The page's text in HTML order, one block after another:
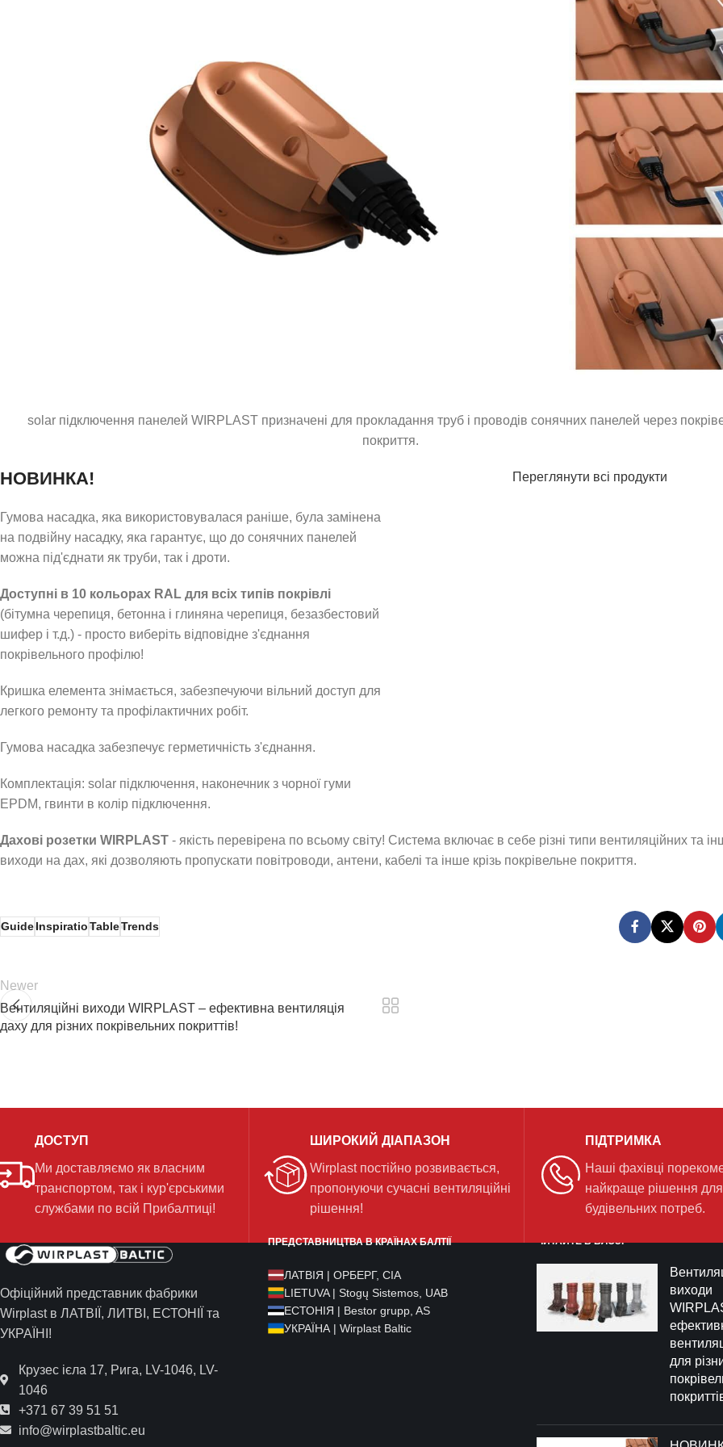
solar підключення панелей WIRPLAST призначені для прокладання труб і проводів сонячних панелей через
покриття.
НОВИНКА!
Гумова насадка, яка використовувалася раніше, була замінена
на подвійну насадку, яка гарантує, що до сонячних панелей
можна під'єднати як труби, так і дроти.
Доступні в 10 кольорах RAL для всіх типів покрівлі
(бітумна черепиця, бетонна і глиняна черепиця, безазбестовий
шифер і т.д.) - просто виберіть відповідне з'єднання
покрівельного профілю!
Кришка елемента знімається, забезпечуючи вільний доступ для
легкого ремонту та профілактичних робіт.
Гумова насадка забезпечує герметичність з'єднання.
Комплектація: solar підключення, наконечник з чорної гуми
EPDM, гвинти в колір підключення.
Переглянути всі продукти
Дахові розетки WIRPLAST - якість перевірена по всьому світу! Система включає в себе різні типи вентиляційних та
виходи на дах, які дозволяють пропускати повітроводи, антени, кабелі та інше крізь покрівельне покриття.
GuideInspiratioTableTrends
Newer
Вентиляційні виходи WIRPLAST – ефективна вентиляція
даху для різних покрівельних покриттів!
ДОСТУП
Ми доставляємо як власним
транспортом, так і кур'єрськими
службами по всій Прибалтиці!
ШИРОКИЙ ДІАПАЗОН
Wirplast постійно розвивається,
пропонуючи сучасні вентиляційні
рішення!
ПІДТРИМКА
Наші фахівці
найкраще рішення
будівельних потреб.
Офіційний представник фабрики
Wirplast в ЛАТВІЇ, ЛИТВІ, ЕСТОНІЇ та
УКРАЇНІ!
Крузес ієла 17, Рига, LV-1046, LV-
1046
+371 67 39 51 51
info@wirplastbaltic.eu
ПРЕДСТАВНИЦТВА В КРАЇНАХ БАЛТІЇ
ЛАТВІЯ | ОРБЕРГ, СІА
LIETUVA | Stogų Sistemos, UAB
ЕСТОНІЯ | Bestor grupp, AS
УКРАЇНА | Wirplast Baltic
ЧИТАЙТЕ В БЛОЗІ
виходи
для